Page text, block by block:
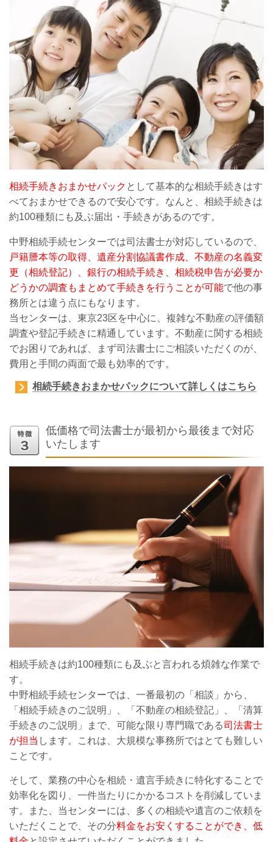
相続手続きおまかせパック として基本的な相続手続きはす
べておまかせできるので安心です。なんと、相続手続きは
約100種類にも及ぶ届出・手続きがあるのです。
中野相続手続センターでは司法書士が対応しているので、
戸籍謄本等の取得、遺産分割協議書作成、不動産の名義変
更（相続登記）、銀行の相続手続き、相続税申告が必要か
どうかの調査もまとめて手続きを行うことが可能で他の事
務所とは違う点にもなります。
当センターは、東京23区を中心に、複雑な不動産の評価額
調査や登記手続きに精通しています。不動産に関する相続
でお困りであれば、まず司法書士にご相談いただくのが、
費用と手間の両面で最も効率的です。
相続手続きおまかせパックについて詳しくはこちら
低価格で司法書士が最初から最後まで対応
いたします
相続手続きは約100種類にも及ぶと言われる煩雑な作業で
す。
中野相続手続センターでは、一番最初の「 相談 」から、
「相続手続きのご説明」、「不動産の相続登記」、「清算
手続きのご説明」まで、可能な限り専門職である司法書士
が担当 します。これは、大規模な事務所ではとても難しい
ことです。
そして、業務の中心を相続・遺言手続きに特化することで
効率化を図り、一件当たりにかかるコストを削減していま
す。また、当センターには、多くの相続や遺言のご依頼を
いただくことで、その分料金をお安くすることができ、低